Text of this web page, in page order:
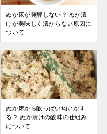
ぬか床が発酵しない？ ぬか漬
けが美味しく漬からない原因に
ついて
ぬか床から酸っぱい匂いがす
る？ ぬか漬けの酸味の仕組み
について